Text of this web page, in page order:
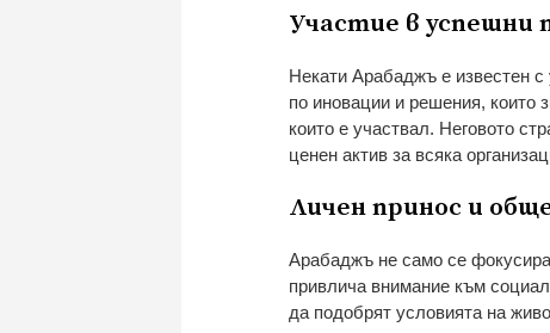
Участие в успешни
Некати Арабаджъ е известен
по иновации и решения, които
които е участвал. Неговото
ценен актив за всяка
Личен принос и
Арабаджъ не само се
привлича внимание към
да подобрят условията на